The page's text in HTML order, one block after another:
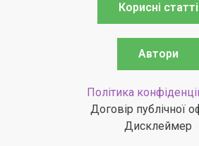
Корисні статті
Автори
Політика
Договір публічної
Дисклеймер